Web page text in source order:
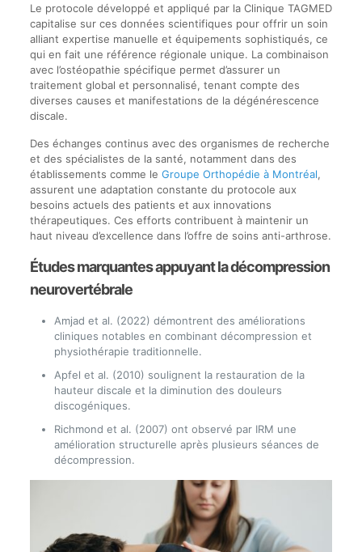
Le protocole développé et appliqué par la Clinique TAGMED
capitalise sur ces données scientifiques pour offrir un soin
alliant expertise manuelle et équipements sophistiqués, ce
qui en fait une référence régionale unique. La combinaison
avec l’ostéopathie spécifique permet d’assurer un
traitement global et personnalisé, tenant compte des
diverses causes et manifestations de la dégénérescence
discale.
Des échanges continus avec des organismes de recherche
et des spécialistes de la santé, notamment dans des
établissements comme le Groupe Orthopédie à Montréal,
assurent une adaptation constante du protocole aux
besoins actuels des patients et aux innovations
thérapeutiques. Ces efforts contribuent à maintenir un
haut niveau d’excellence dans l’offre de soins anti-arthrose.
Études marquantes appuyant la décompression
neurovertébrale
Amjad et al. (2022) démontrent des améliorations
cliniques notables en combinant décompression et
physiothérapie traditionnelle.
Apfel et al. (2010) soulignent la restauration de la
hauteur discale et la diminution des douleurs
discogéniques.
Richmond et al. (2007) ont observé par IRM une
amélioration structurelle après plusieurs séances de
décompression.